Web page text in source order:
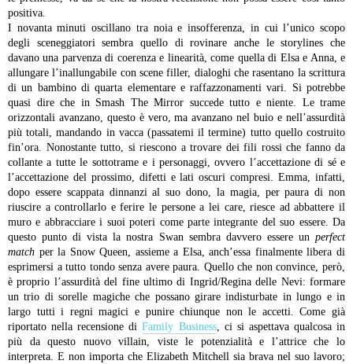
positiva.
I novanta minuti oscillano tra noia e insofferenza, in cui l’unico scopo
degli sceneggiatori sembra quello di rovinare anche le storylines che
davano una parvenza di coerenza e linearità, come quella di Elsa e Anna, e
allungare l’inallungabile con scene filler, dialoghi che rasentano la scrittura
di un bambino di quarta elementare e raffazzonamenti vari. Si potrebbe
quasi dire che in Smash The Mirror succede tutto e niente. Le trame
orizzontali avanzano, questo è vero, ma avanzano nel buio e nell’assurdità
più totali, mandando in vacca (passatemi il termine) tutto quello costruito
fin’ora. Nonostante tutto, si riescono a trovare dei fili rossi che fanno da
collante a tutte le sottotrame e i personaggi, ovvero l’accettazione di sé e
l’accettazione del prossimo, difetti e lati oscuri compresi. Emma, infatti,
dopo essere scappata dinnanzi al suo dono, la magia, per paura di non
riuscire a controllarlo e ferire le persone a lei care, riesce ad abbattere il
muro e abbracciare i suoi poteri come parte integrante del suo essere. Da
questo punto di vista la nostra Swan sembra davvero essere un perfect
match per la Snow Queen, assieme a Elsa, anch’essa finalmente libera di
esprimersi a tutto tondo senza avere paura. Quello che non convince, però,
è proprio l’assurdità del fine ultimo di Ingrid/Regina delle Nevi: formare
un trio di sorelle magiche che possano girare indisturbate in lungo e in
largo tutti i regni magici e punire chiunque non le accetti. Come già
riportato nella recensione diFamily Business, ci si aspettava qualcosa in
più da questo nuovo villain, viste le potenzialità e l’attrice che lo
interpreta. E non importa che Elizabeth Mitchell sia brava nel suo lavoro;